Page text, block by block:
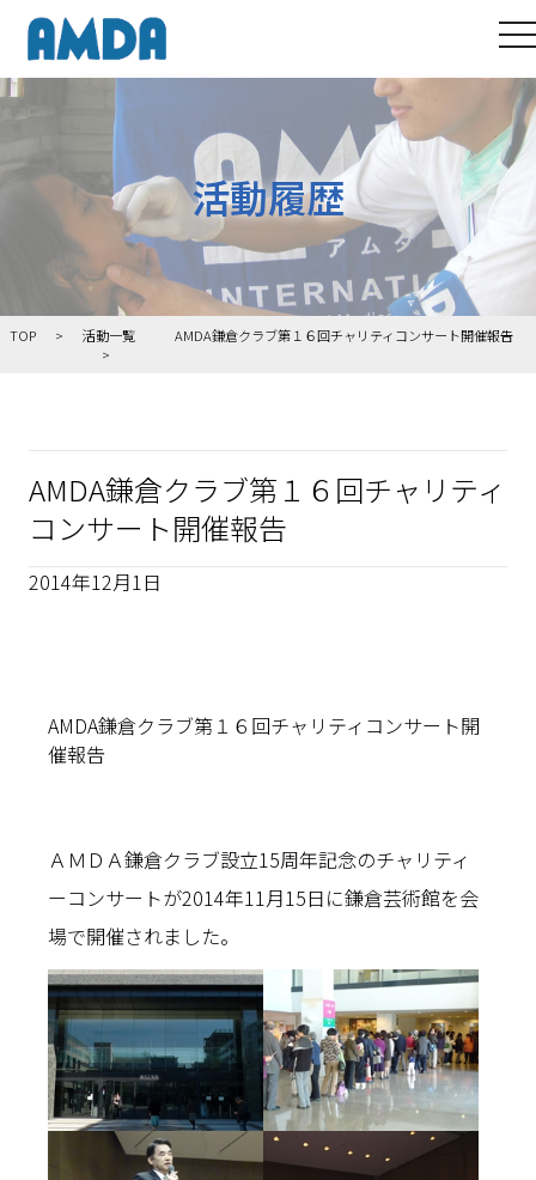
活動履歴
TOP 活動一覧 AMDA鎌倉クラブ第１６回チャリティコンサート開催報告
AMDA鎌倉クラブ第１６回チャリティ
コンサート開催報告
2014年12月1日
AMDA鎌倉クラブ第１６回チャリティコンサート開
催報告
ＡＭＤＡ鎌倉クラブ設立15周年記念のチャリティ
ーコンサートが2014年11月15日に鎌倉芸術館を会
場で開催されました。